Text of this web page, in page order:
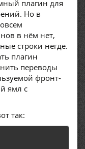
плагин для
Но в
в нём нет,
строки негде.
плагин
переводы
фронт-
ямл с
так: